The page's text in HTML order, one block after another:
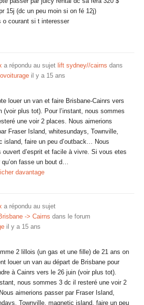
15j (dc un peu moin si on fé 12j)
o courant si t interesser
a répondu au sujet lift sydney//cairns dans
il y a 15 ans
louer un van et faire Brisbane-Cainrs vers
(voir plus tot). Pour l’instant, nous sommes
une voir 2 places. Nous aimerions
Fraser Island, whitesundays, Townville,
island, faire un peu d’outback… Nous
ouvert d’esprit et facile à vivre. Si vous etes
qu’on fasse un bout d…
davantage
a répondu au sujet
-> Cairns dans le forum
il y a 15 ans
2 lillois (un gas et une fille) de 21 ans on
louer un van au départ de Brisbane pour
à Cainrs vers le 26 juin (voir plus tot).
nous sommes 3 dc il resteré une voir 2
aimerions passer par Fraser Island,
Townville, magnetic island, faire un peu